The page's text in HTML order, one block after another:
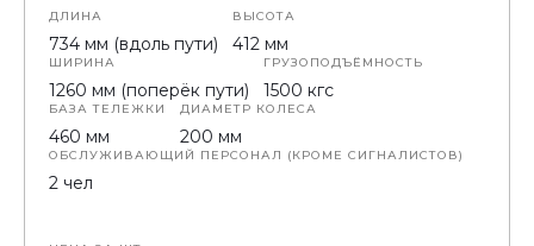
ДЛИНА
734 мм (вдоль пути)
ВЫСОТА
412 мм
ШИРИНА
1260 мм (поперёк пути)
ГРУЗОПОДЪЁМНОСТЬ
1500 кгс
БАЗА ТЕЛЕЖКИ
460 мм
ДИАМЕТР КОЛЕСА
200 мм
ОБСЛУЖИВАЮЩИЙ ПЕРСОНАЛ (КРОМЕ СИГНАЛИСТОВ)
2 чел